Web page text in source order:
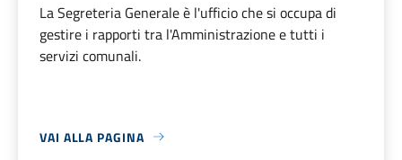
La Segreteria Generale è l'ufficio che si occupa di
gestire i rapporti tra l'Amministrazione e tutti i
servizi comunali.
VAI ALLA PAGINA